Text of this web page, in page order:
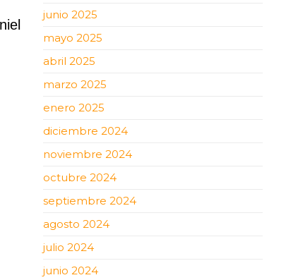
junio 2025
mayo 2025
abril 2025
marzo 2025
enero 2025
diciembre 2024
noviembre 2024
octubre 2024
septiembre 2024
agosto 2024
julio 2024
junio 2024